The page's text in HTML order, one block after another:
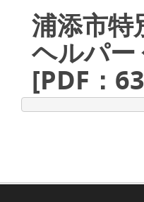
浦添市特
ヘルパー
[PDF：